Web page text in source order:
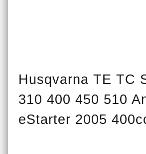
Husqvarna TE TC
310 400 450 510
eStarter 2005